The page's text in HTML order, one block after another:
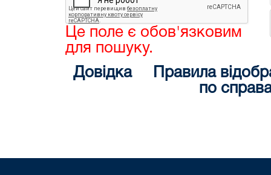
Це поле є обов'язковим
для пошуку.
Довідка
Правила
по